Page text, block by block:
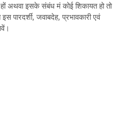
अथवा इसके संबंध मं कोई शिकायत हो तो
पारदर्शी, जवाबदेह, प्रभावकारी एवं